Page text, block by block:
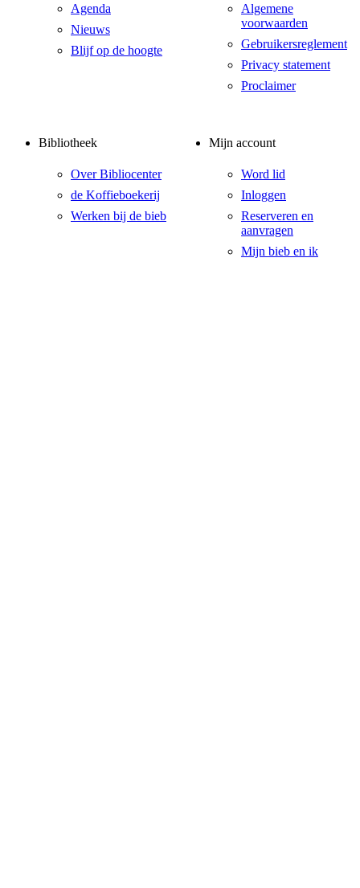
Agenda
Nieuws
Blijf op de hoogte
Algemene
voorwaarden
Gebruikersreglement
Privacy statement
Proclaimer
Bibliotheek
Over Bibliocenter
de Koffieboekerij
Werken bij de bieb
Mijn account
Word lid
Inloggen
Reserveren en
aanvragen
Mijn bieb en ik